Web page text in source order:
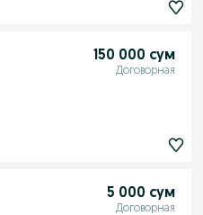
150 000 сум
Договорная
5 000 сум
Договорная